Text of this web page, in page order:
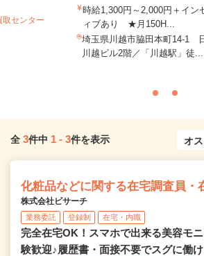
センター
時給1,300円～2,000円＋イン
ィブあり ★月150H...
埼玉県川越市脇田本町14-1
川越ビル2階／「川越駅」徒...
全 3件中 1 - 3件を表示
化粧品などに関する在宅調査員・
株式会社ビサーチ
業務委託 登録制 在宅・内職
完全在宅OK！スマホで出来る美容モ
験歓迎♪履歴書・面接不要でスグに働